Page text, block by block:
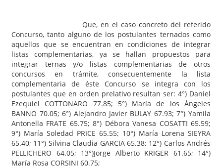
Que, en el caso concreto del referido
Concurso, tanto alguno de los postulantes ternados como
aquellos que se encuentran en condiciones de integrar
listas complementarias, ya se hallan propuestos para
integrar ternas y/o listas complementarias de otros
concursos en trámite, consecuentemente la lista
complementaria de éste Concurso se integra con los
postulantes que en orden prelativo resultan ser: 4°) Daniel
Ezequiel COTTONARO 77.85; 5°) María de los Ángeles
BANNO 70.05; 6°) Alejandro Javier BULAY 67.93; 7°) Yamila
Antonella FRATE 65.75; 8°) Débora Vanesa COSATTI 65.59;
9°) María Soledad PRICE 65.55; 10°) María Lorena SIEYRA
65.40; 11°) Silvina Claudia GARCIA 65.38; 12°) Carlos Andrés
PELLICHERO 64.05; 13°)Jorge Alberto KRIGER 61.65; 14°)
María Rosa CORSINI 60.75;